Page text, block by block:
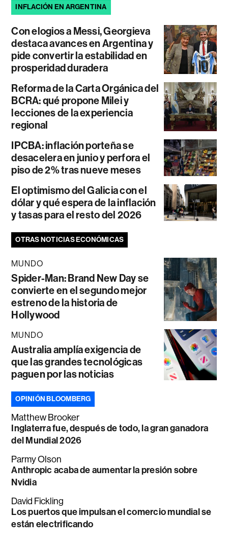
INFLACIÓN EN ARGENTINA
Con elogios a Messi, Georgieva
destaca avances en Argentina y
pide convertir la estabilidad en
prosperidad duradera
Reforma de la Carta Orgánica del
BCRA: qué propone Milei y
lecciones de la experiencia
regional
IPCBA: inflación porteña se
desacelera en junio y perfora el
piso de 2% tras nueve meses
El optimismo del Galicia con el
dólar y qué espera de la inflación
y tasas para el resto del 2026
OTRAS NOTICIAS ECONÓMICAS
MUNDO
Spider-Man: Brand New Day se
convierte en el segundo mejor
estreno de la historia de
Hollywood
MUNDO
Australia amplía exigencia de
que las grandes tecnológicas
paguen por las noticias
OPINIÓN BLOOMBERG
Matthew Brooker
Inglaterra fue, después de todo, la gran ganadora
del Mundial 2026
Parmy Olson
Anthropic acaba de aumentar la presión sobre
Nvidia
David Fickling
Los puertos que impulsan el comercio mundial se
están electrificando